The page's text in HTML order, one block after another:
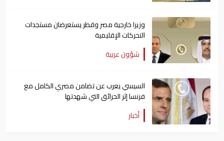
وزيرا خارجية مصر وقطر يستعرضان مستجدات
التحركات الإقليمية
شؤون عربية
السيسي يعرب عن تضامن مصري الكامل مع
فرنسا إثر الحرائق التي شهدتها
أخبار